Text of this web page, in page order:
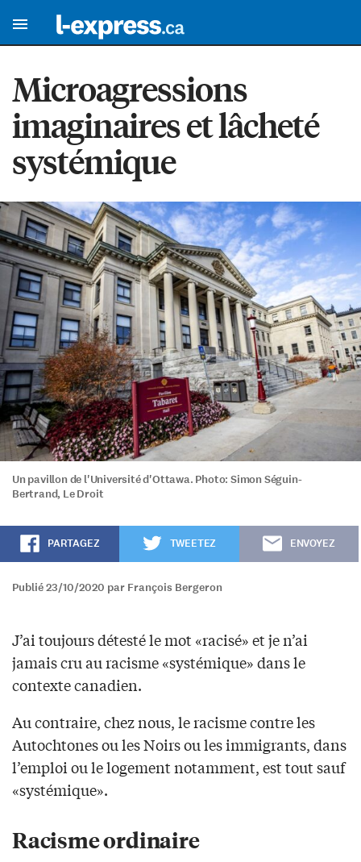
Microagressions
imaginaires et lâcheté
systémique
Un pavillon de l'Université d'Ottawa. Photo: Simon Séguin-
Bertrand, Le Droit
PARTAGEZ TWEETEZ ENVOYEZ
Publié 23/10/2020 par François Bergeron
J’ai toujours détesté le mot «racisé» et je n’ai
jamais cru au racisme «systémique» dans le
contexte canadien.
Au contraire, chez nous, le racisme contre les
Autochtones ou les Noirs ou les immigrants, dans
l’emploi ou le logement notamment, est tout sauf
«systémique».
Racisme ordinaire